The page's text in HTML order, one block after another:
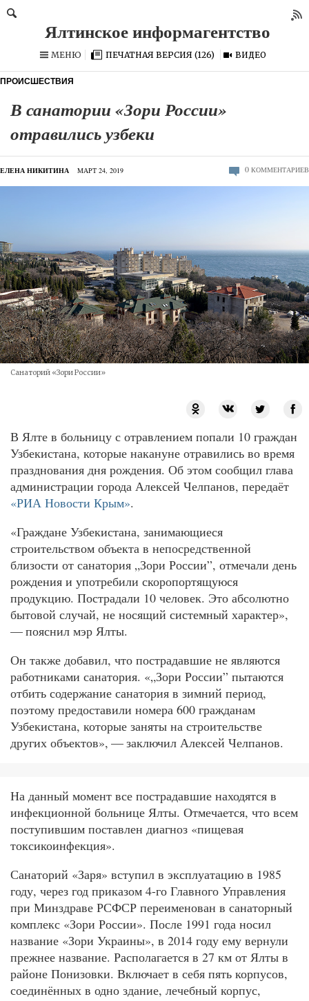
МЕНЮ ПЕЧАТНАЯ ВЕРСИЯ (126) ВИДЕО
ПРОИСШЕСТВИЯ
В санатории «Зори России»
отравились узбеки
ЕЛЕНА НИКИТИНА МАРТ 24, 2019 0 КОММЕНТАРИЕВ
Санаторий «Зори России»
В Ялте в больницу с отравлением попали 10 граждан
Узбекистана, которые накануне отравились во время
празднования дня рождения. Об этом сообщил глава
администрации города Алексей Челпанов, передаёт
«РИА Новости Крым».
«Граждане Узбекистана, занимающиеся
строительством объекта в непосредственной
близости от санатория „Зори России”, отмечали день
рождения и употребили скоропортящуюся
продукцию. Пострадали 10 человек. Это абсолютно
бытовой случай, не носящий системный характер»,
— пояснил мэр Ялты.
Он также добавил, что пострадавшие не являются
работниками санатория. «„Зори России” пытаются
отбить содержание санатория в зимний период,
поэтому предоставили номера 600 гражданам
Узбекистана, которые заняты на строительстве
других объектов», — заключил Алексей Челпанов.
На данный момент все пострадавшие находятся в
инфекционной больнице Ялты. Отмечается, что всем
поступившим поставлен диагноз «пищевая
токсикоинфекция».
Санаторий «Заря» вступил в эксплуатацию в 1985
году, через год приказом 4-го Главного Управления
при Минздраве РСФСР переименован в санаторный
комплекс «Зори России». После 1991 года носил
название «Зори Украины», в 2014 году ему вернули
прежнее название. Располагается в 27 км от Ялты в
районе Понизовки. Включает в себя пять корпусов,
соединённых в одно здание, лечебный корпус,